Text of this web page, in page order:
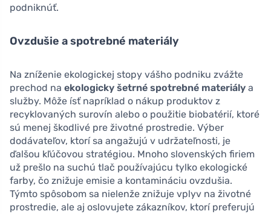
podniknúť.
Ovzdušie a spotrebné materiály
Na zníženie ekologickej stopy vášho podniku zvážte
prechod na ekologicky šetrné spotrebné materiály a
služby. Môže ísť napríklad o nákup produktov z
recyklovaných surovín alebo o použitie biobatérií, ktoré
sú menej škodlivé pre životné prostredie. Výber
dodávateľov, ktorí sa angažujú v udržateľnosti, je
ďalšou kľúčovou stratégiou. Mnoho slovenských firiem
už prešlo na suchú tlač používajúcu tylko ekologické
farby, čo znižuje emisie a kontamináciu ovzdušia.
Týmto spôsobom sa nielenže znižuje vplyv na životné
prostredie, ale aj oslovujete zákazníkov, ktorí preferujú